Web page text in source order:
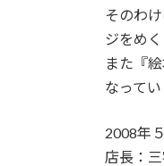
そのわ
ジをめ
また『
なってい
2008年
店長：